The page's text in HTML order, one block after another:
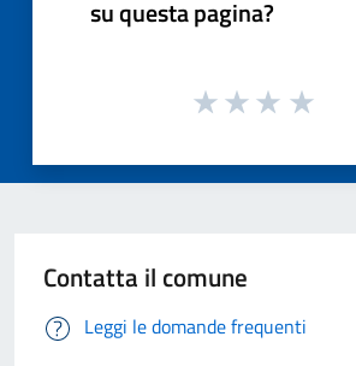
su questa pagina?
Contatta il comune
Leggi le domande frequenti